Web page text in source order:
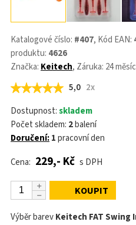
Katalogové číslo: #407, Kód EAN:
produktu: 4626
Značka: Keitech, Záruka: 24
5,0 2x
Dostupnost:skladem
Počet skladem: 2balení
Doručení:1pracovní den
Cena: 229,- Kč s DPH
KOUPIT
Výběr barevKeitech FAT Swing